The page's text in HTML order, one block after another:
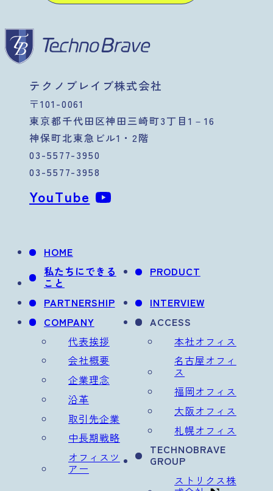
テクノブレイブ株式会社
〒101-0061
東京都千代田区神田三崎町3丁目1－16
神保町北東急ビル1・2階
03-5577-3950
03-5577-3958
YouTube
HOME
私たちにできる
こと
PRODUCT
PARTNERSHIP
INTERVIEW
COMPANY
代表挨拶
会社概要
企業理念
沿革
取引先企業
中長期戦略
オフィスツ
アー
ACCESS
本社オフィス
名古屋オフィ
ス
福岡オフィス
大阪オフィス
札幌オフィス
TECHNOBRAVE
GROUP
ストリクス株